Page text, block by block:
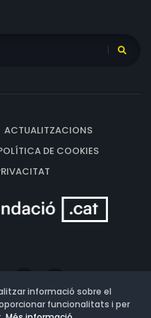
ACTUALITZACIONS
DE COOKIES
informació sobre el
funcionalitats i per